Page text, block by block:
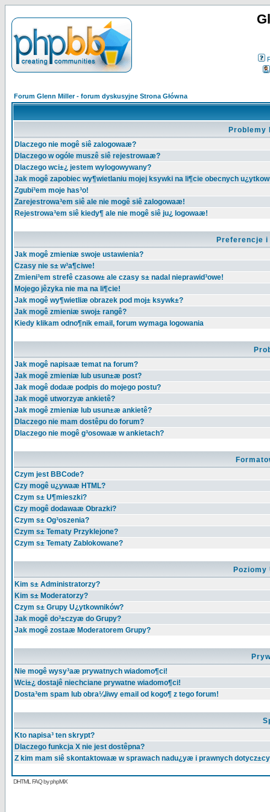
Forum Glenn Miller - forum dyskusyjne Strona Główna
Problemy
Dlaczego nie mogê siê zalogowaæ?
Dlaczego w ogóle muszê siê rejestrowaæ?
Dlaczego wci±¿ jestem wylogowywany?
Jak mogê zapobiec wy¶wietlaniu mojej ksywki na li¶cie obecnych
Zgubi³em moje has³o!
Zarejestrowa³em siê ale nie mogê siê zalogowaæ!
Rejestrowa³em siê kiedy¶ ale nie mogê siê ju¿ logowaæ!
Preferencje
Jak mogê zmieniæ swoje ustawienia?
Czasy nie s± w³a¶ciwe!
Zmieni³em strefê czasow± ale czasy s± nadal nieprawid³owe!
Mojego jêzyka nie ma na li¶cie!
Jak mogê wy¶wietliæ obrazek pod moj± ksywk±?
Jak mogê zmieniæ swoj± rangê?
Kiedy klikam odno¶nik email, forum wymaga logowania
Jak mogê napisaæ temat na forum?
Jak mogê zmieniæ lub usun±æ post?
Jak mogê dodaæ podpis do mojego postu?
Jak mogê utworzyæ ankietê?
Jak mogê zmieniæ lub usun±æ ankietê?
Dlaczego nie mam dostêpu do forum?
Dlaczego nie mogê g³osowaæ w ankietach?
Czym jest BBCode?
Czy mogê u¿ywaæ HTML?
Czym s± U¶mieszki?
Czy mogê dodawaæ Obrazki?
Czym s± Og³oszenia?
Czym s± Tematy Przyklejone?
Czym s± Tematy Zablokowane?
Kim s± Administratorzy?
Kim s± Moderatorzy?
Czym s± Grupy U¿ytkowników?
Jak mogê do³±czyæ do Grupy?
Jak mogê zostaæ Moderatorem Grupy?
Nie mogê wysy³aæ prywatnych wiadomo¶ci!
Wci±¿ dostajê niechciane prywatne wiadomo¶ci!
Dosta³em spam lub obra¼liwy email od kogo¶ z tego forum!
Kto napisa³ ten skrypt?
Dlaczego funkcja X nie jest dostêpna?
Z kim mam siê skontaktowaæ w sprawach nadu¿yæ i prawnych
DHTML FAQ by phpMiX